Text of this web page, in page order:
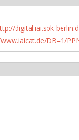
digital.iai.spk-
DB=1/